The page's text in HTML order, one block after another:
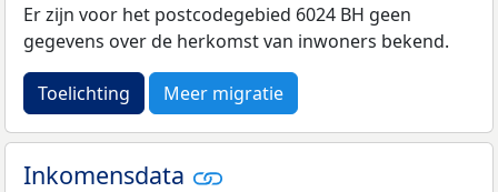
Er zijn voor het postcodegebied 6024 BH geen
gegevens over de herkomst van inwoners bekend.
Toelichting Meer migratie
Inkomensdata